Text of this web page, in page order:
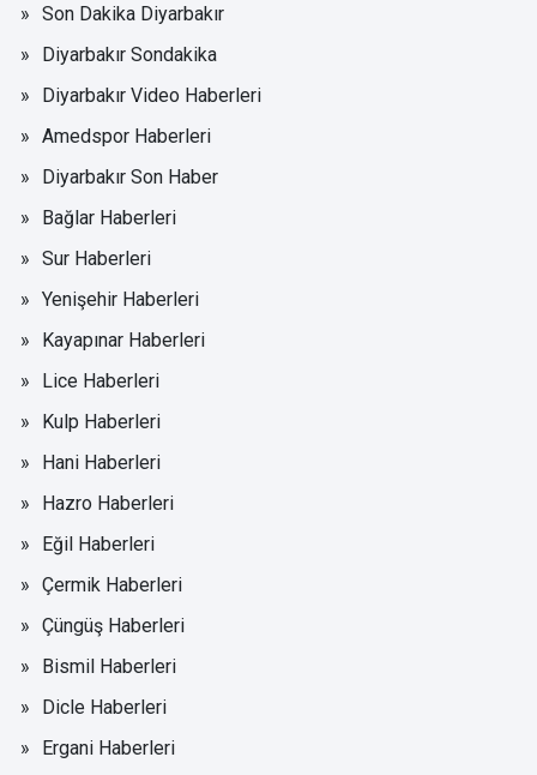
Son Dakika Diyarbakır
Diyarbakır Sondakika
Diyarbakır Video Haberleri
Amedspor Haberleri
Diyarbakır Son Haber
Bağlar Haberleri
Sur Haberleri
Yenişehir Haberleri
Kayapınar Haberleri
Lice Haberleri
Kulp Haberleri
Hani Haberleri
Hazro Haberleri
Eğil Haberleri
Çermik Haberleri
Çüngüş Haberleri
Bismil Haberleri
Dicle Haberleri
Ergani Haberleri